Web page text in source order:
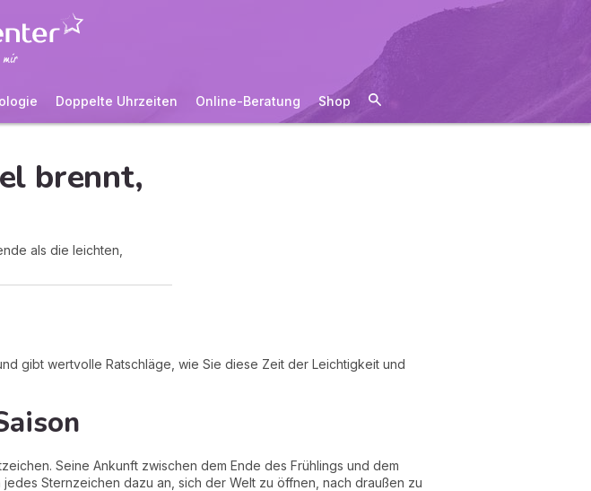
Doppelte Uhrzeiten Online-Beratung Shop
brennt,
als die leichten,
gibt wertvolle Ratschläge, wie Sie diese Zeit der Leichtigkeit und
Seine Ankunft zwischen dem Ende des Frühlings und dem
jedes Sternzeichen dazu an, sich der Welt zu öffnen, nach draußen zu